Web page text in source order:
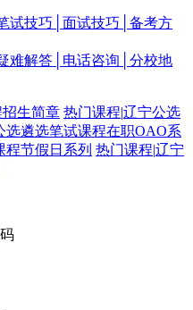
试技巧│面试技巧│备考方
难解答│电话咨询│分校地
生简章 热门课程|辽宁公选
选遴选笔试课程在职OAO系
节假日系列 热门课程|辽宁